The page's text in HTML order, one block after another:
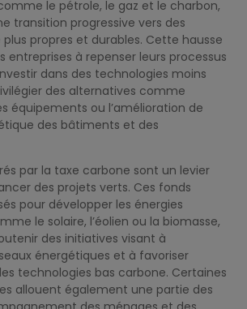
le pétrole, le gaz et le charbon,
transition progressive vers des
plus propres et durables. Cette hausse
entreprises à repenser leurs processus
dans des technologies moins
des alternatives comme
équipements ou l’amélioration de
des bâtiments et des
par la taxe carbone sont un levier
des projets verts. Ces fonds
pour développer les énergies
le solaire, l’éolien ou la biomasse,
des initiatives visant à
énergétiques et à favoriser
technologies bas carbone. Certaines
allouent également une partie des